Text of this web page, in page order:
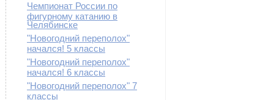
Чемпионат России по
фигурному катанию в
Челябинске
"Новогодний переполох"
начался! 5 классы
"Новогодний переполох"
начался! 6 классы
"Новогодний переполох" 7
классы